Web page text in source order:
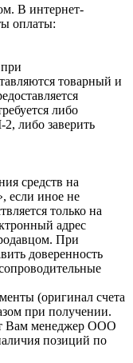
В интернет-
оплаты:
товарный и
либо
либо заверить
средств на
если иное не
только на
адрес
При
доверенность
(оригинал счета
при получении.
Вам менеджер ООО
позиций по